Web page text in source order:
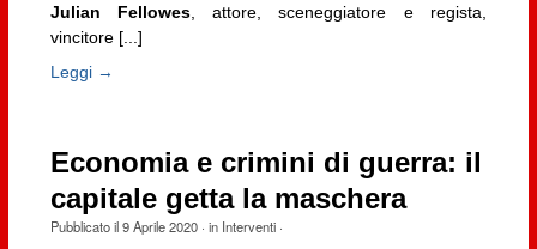
Julian Fellowes, attore, sceneggiatore e regista,
vincitore [...]
Leggi →
Economia e crimini di guerra: il
capitale getta la maschera
Pubblicato il9 Aprile 2020· in Interventi·